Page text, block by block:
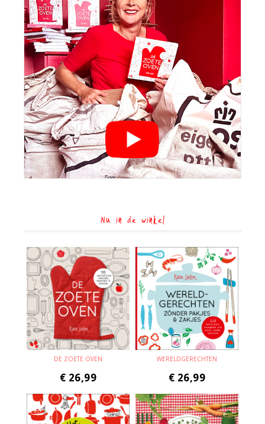
Nu in de winkel
DE ZOETE OVEN
€ 26,99
WERELDGERECHTEN
€ 26,99